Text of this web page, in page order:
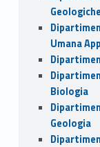
Geologiche
Umana
Biologia
Geologia